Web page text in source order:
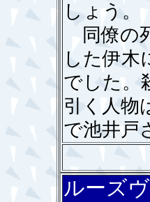
しょう。
同僚の
した伊木
でした。
引く人物
で池井戸
ルーズ